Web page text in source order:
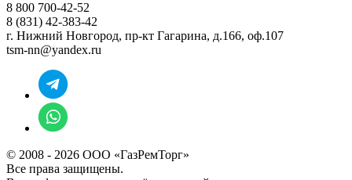
8 800 700-42-52
8 (831) 42-383-42
г. Нижний Новгород, пр-кт Гагарина, д.166, оф.107
tsm-nn@yandex.ru
© 2008 - 2026 ООО «ГазРемТорг»
Все права защищены.